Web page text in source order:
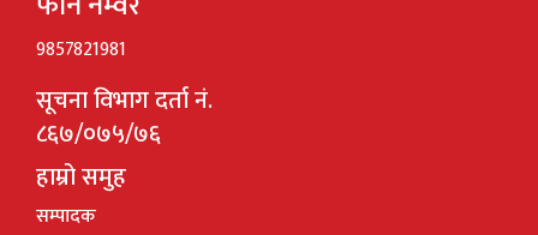
9857821981
सूचना विभाग दर्ता नं.
८६७/०७५/७६
हाम्रो समुह
सम्पादक